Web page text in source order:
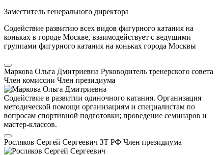
Заместитель генерального директора
Содействие развитию всех видов фигурного катания на
коньках в городе Москве, взаимодействует с ведущими
группами фигурного катания на коньках города Москвы
Маркова Ольга Дмитриевна Руководитель тренерского совета
Член комиссии Член президиума
Содействие в развитии одиночного катания. Организация
методической помощи организациям и специалистам по
вопросам спортивной подготовки; проведение семинаров и
мастер-классов.
Росляков Сергей Сергеевич ЗТ РФ Член президиума